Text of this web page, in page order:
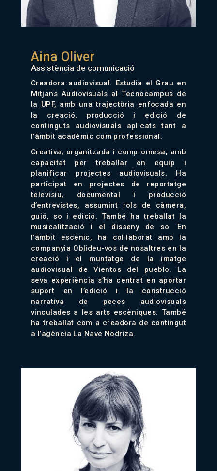
Aina Oliver
Assistència de comunicació
Creadora audiovisual. Estudia el Grau en
Mitjans Audiovisuals al Tecnocampus de
la UPF, amb una trajectòria enfocada en
la creació, producció i edició de
continguts audiovisuals aplicats tant a
l’àmbit acadèmic com professional.
Creativa, organitzada i compromesa, amb
capacitat per treballar en equip i
planificar projectes audiovisuals. Ha
participat en projectes de reportatge
televisiu, documental i producció
d’entrevistes, assumint rols de càmera,
guió, so i edició. També ha treballat la
musicalització i el disseny de so. En
l’àmbit escènic, ha col·laborat amb la
companyia Oblideu-vos de nosaltres en la
creació i el muntatge de la imatge
audiovisual de Vientos del pueblo. La
seva experiència s’ha centrat en aportar
suport en l’edició i la construcció
narrativa de peces audiovisuals
vinculades a les arts escèniques. També
ha treballat com a creadora de contingut
a l’agència La Nave Nodriza.